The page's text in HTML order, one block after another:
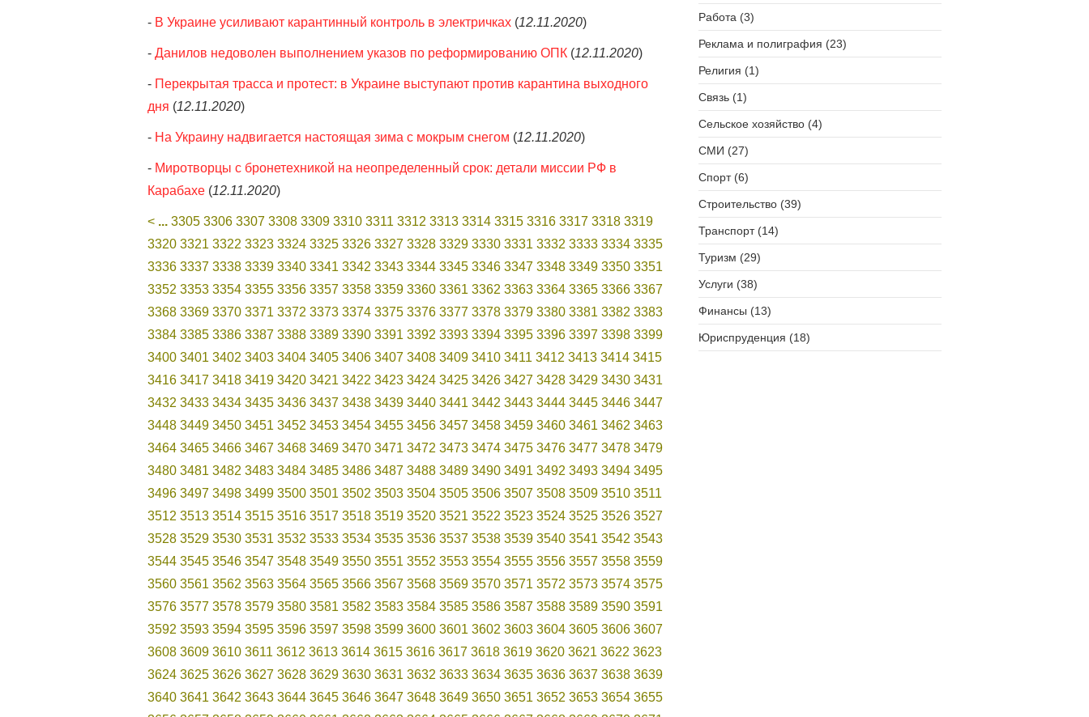
- В Украине усиливают карантинный контроль в электричках (12.11.2020)
- Данилов недоволен выполнением указов по реформированию ОПК (12.11.2020)
- Перекрытая трасса и протест: в Украине выступают против карантина выходного
дня (12.11.2020)
- На Украину надвигается настоящая зима с мокрым снегом (12.11.2020)
- Миротворцы с бронетехникой на неопределенный срок: детали миссии РФ в
Карабахе (12.11.2020)
< ... 3305 3306 3307 3308 3309 3310 3311 3312 3313 3314 3315 3316 3317 3318 3319
3320 3321 3322 3323 3324 3325 3326 3327 3328 3329 3330 3331 3332 3333 3334 3335
3336 3337 3338 3339 3340 3341 3342 3343 3344 3345 3346 3347 3348 3349 3350 3351
3352 3353 3354 3355 3356 3357 3358 3359 3360 3361 3362 3363 3364 3365 3366 3367
3368 3369 3370 3371 3372 3373 3374 3375 3376 3377 3378 3379 3380 3381 3382 3383
3384 3385 3386 3387 3388 3389 3390 3391 3392 3393 3394 3395 3396 3397 3398 3399
3400 3401 3402 3403 3404 3405 3406 3407 3408 3409 3410 3411 3412 3413 3414 3415
3416 3417 3418 3419 3420 3421 3422 3423 3424 3425 3426 3427 3428 3429 3430 3431
3432 3433 3434 3435 3436 3437 3438 3439 3440 3441 3442 3443 3444 3445 3446 3447
3448 3449 3450 3451 3452 3453 3454 3455 3456 3457 3458 3459 3460 3461 3462 3463
3464 3465 3466 3467 3468 3469 3470 3471 3472 3473 3474 3475 3476 3477 3478 3479
3480 3481 3482 3483 3484 3485 3486 3487 3488 3489 3490 3491 3492 3493 3494 3495
3496 3497 3498 3499 3500 3501 3502 3503 3504 3505 3506 3507 3508 3509 3510 3511
3512 3513 3514 3515 3516 3517 3518 3519 3520 3521 3522 3523 3524 3525 3526 3527
3528 3529 3530 3531 3532 3533 3534 3535 3536 3537 3538 3539 3540 3541 3542 3543
3544 3545 3546 3547 3548 3549 3550 3551 3552 3553 3554 3555 3556 3557 3558 3559
3560 3561 3562 3563 3564 3565 3566 3567 3568 3569 3570 3571 3572 3573 3574 3575
3576 3577 3578 3579 3580 3581 3582 3583 3584 3585 3586 3587 3588 3589 3590 3591
3592 3593 3594 3595 3596 3597 3598 3599 3600 3601 3602 3603 3604 3605 3606 3607
3608 3609 3610 3611 3612 3613 3614 3615 3616 3617 3618 3619 3620 3621 3622 3623
3624 3625 3626 3627 3628 3629 3630 3631 3632 3633 3634 3635 3636 3637 3638 3639
3640 3641 3642 3643 3644 3645 3646 3647 3648 3649 3650 3651 3652 3653 3654 3655
Работа (3)
Реклама и полиграфия (23)
Религия (1)
Связь (1)
Сельское хозяйство (4)
СМИ (27)
Спорт (6)
Строительство (39)
Транспорт (14)
Туризм (29)
Услуги (38)
Финансы (13)
Юриспруденция (18)